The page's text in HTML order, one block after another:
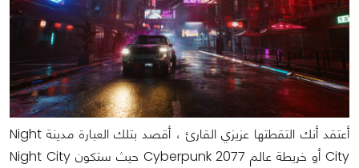
أعتقد أنك التقطتها عزيزي القارئ ، أقصد بتلك العبارة مدينة Night
City أو خريطة عالم Cyberpunk 2077 حيث ستكون Night City